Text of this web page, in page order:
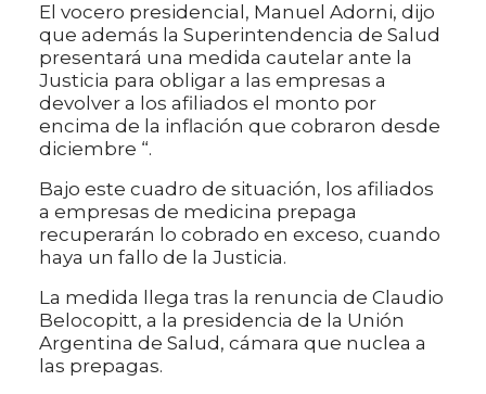
El vocero presidencial, Manuel Adorni, dijo
que además la Superintendencia de Salud
presentará una medida cautelar ante la
Justicia para obligar a las empresas a
devolver a los afiliados el monto por
encima de la inflación que cobraron desde
diciembre “.
Bajo este cuadro de situación, los afiliados
a empresas de medicina prepaga
recuperarán lo cobrado en exceso, cuando
haya un fallo de la Justicia.
La medida llega tras la renuncia de Claudio
Belocopitt, a la presidencia de la Unión
Argentina de Salud, cámara que nuclea a
las prepagas.